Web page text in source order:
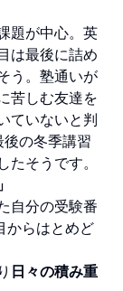
題が中心。英
は最後に詰め
う。塾通いが
苦しむ友達を
ていないと判
の冬季講習
そうです。
自分の受験番
らはとめど
日々の積み重